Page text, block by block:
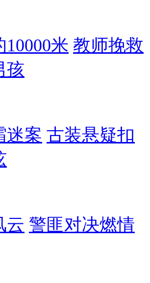
米 教师挽救
孩
迷案 古装悬疑扣
云 警匪对决燃情